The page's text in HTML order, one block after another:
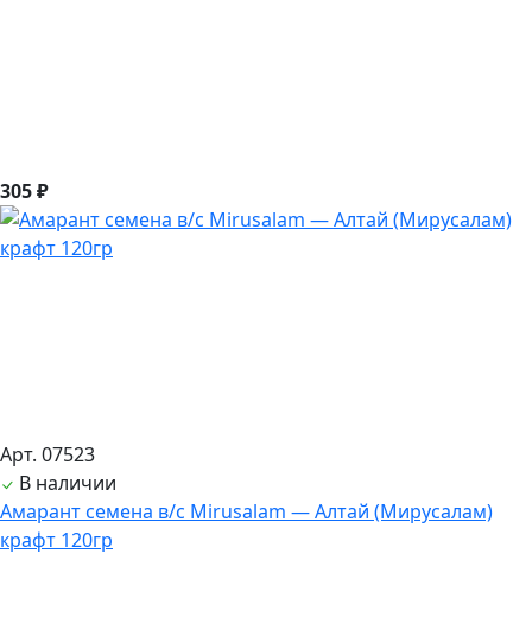
305 ₽
Арт. 07523
В наличии
Амарант семена в/с Mirusalam — Алтай (Мирусалам)
крафт 120гр